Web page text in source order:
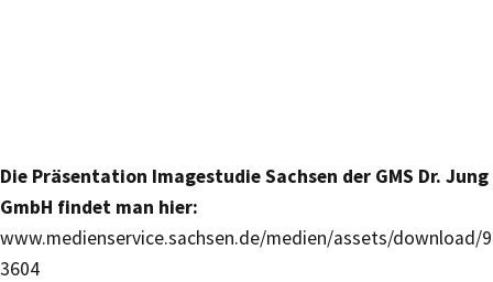
Die Präsentation Imagestudie Sachsen der GMS Dr. Jung
GmbH findet man hier:
www.medienservice.sachsen.de/medien/assets/download/9
3604